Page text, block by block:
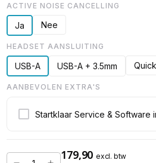
ACTIVE NOISE CANCELLING
Ja Nee
HEADSET AANSLUITING
USB-A USB-A + 3.5mm
AANBEVOLEN EXTRA'S
Startklaar Service & Software
179,90 excl. btw